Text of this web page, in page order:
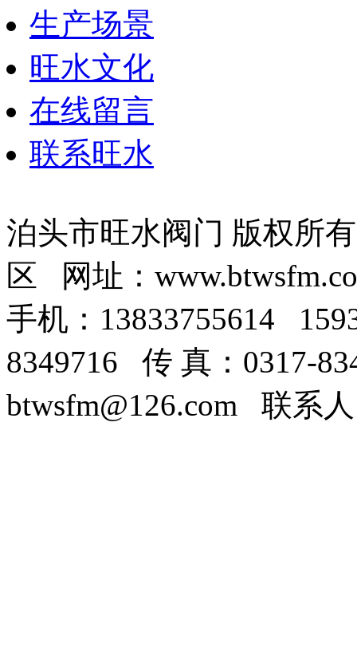
生产场景
旺水文化
在线留言
联系旺水
泊头市旺水阀门 版权所
区 网址：
手机：13833755614
8349716 传 真：0317-
btwsfm@126.com 联系